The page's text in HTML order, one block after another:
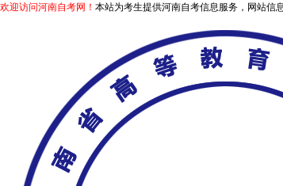
欢迎访问河南自考网！ 本站为考生提供河南自考信息服务，网站信